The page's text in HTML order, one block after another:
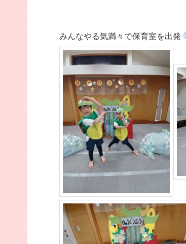
みんなやる気満々で保育室を出発